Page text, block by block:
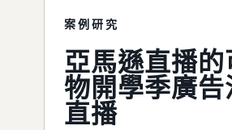
案例研究
亞馬遜直播的
物開學季廣告
直播